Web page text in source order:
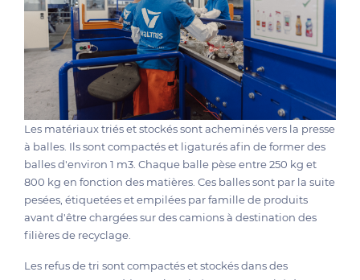
Les matériaux triés et stockés sont acheminés vers la presse
à balles. Ils sont compactés et ligaturés afin de former des
balles d'environ 1 m3. Chaque balle pèse entre 250 kg et
800 kg en fonction des matières. Ces balles sont par la suite
pesées, étiquetées et empilées par famille de produits
avant d'être chargées sur des camions à destination des
filières de recyclage.
Les refus de tri sont compactés et stockés dans des